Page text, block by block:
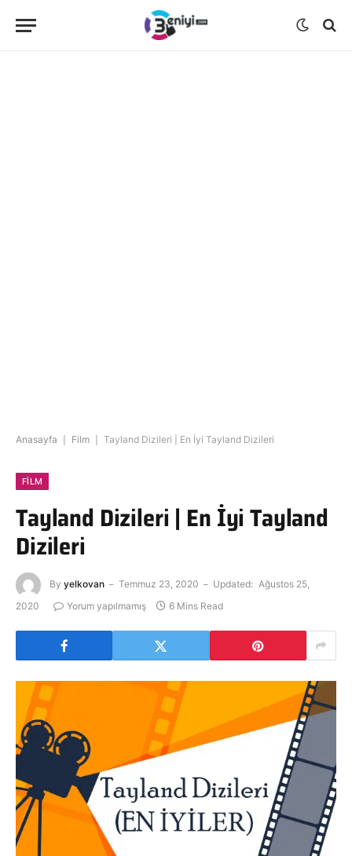
Anasayfa Film Tayland Dizileri | En İyi Tayland Dizileri
FILM
Tayland Dizileri | En İyi Tayland
Dizileri
By yelkovan Temmuz 23, 2020 Updated: Ağustos 25,
2020
Yorum yapılmamış 6 Mins Read